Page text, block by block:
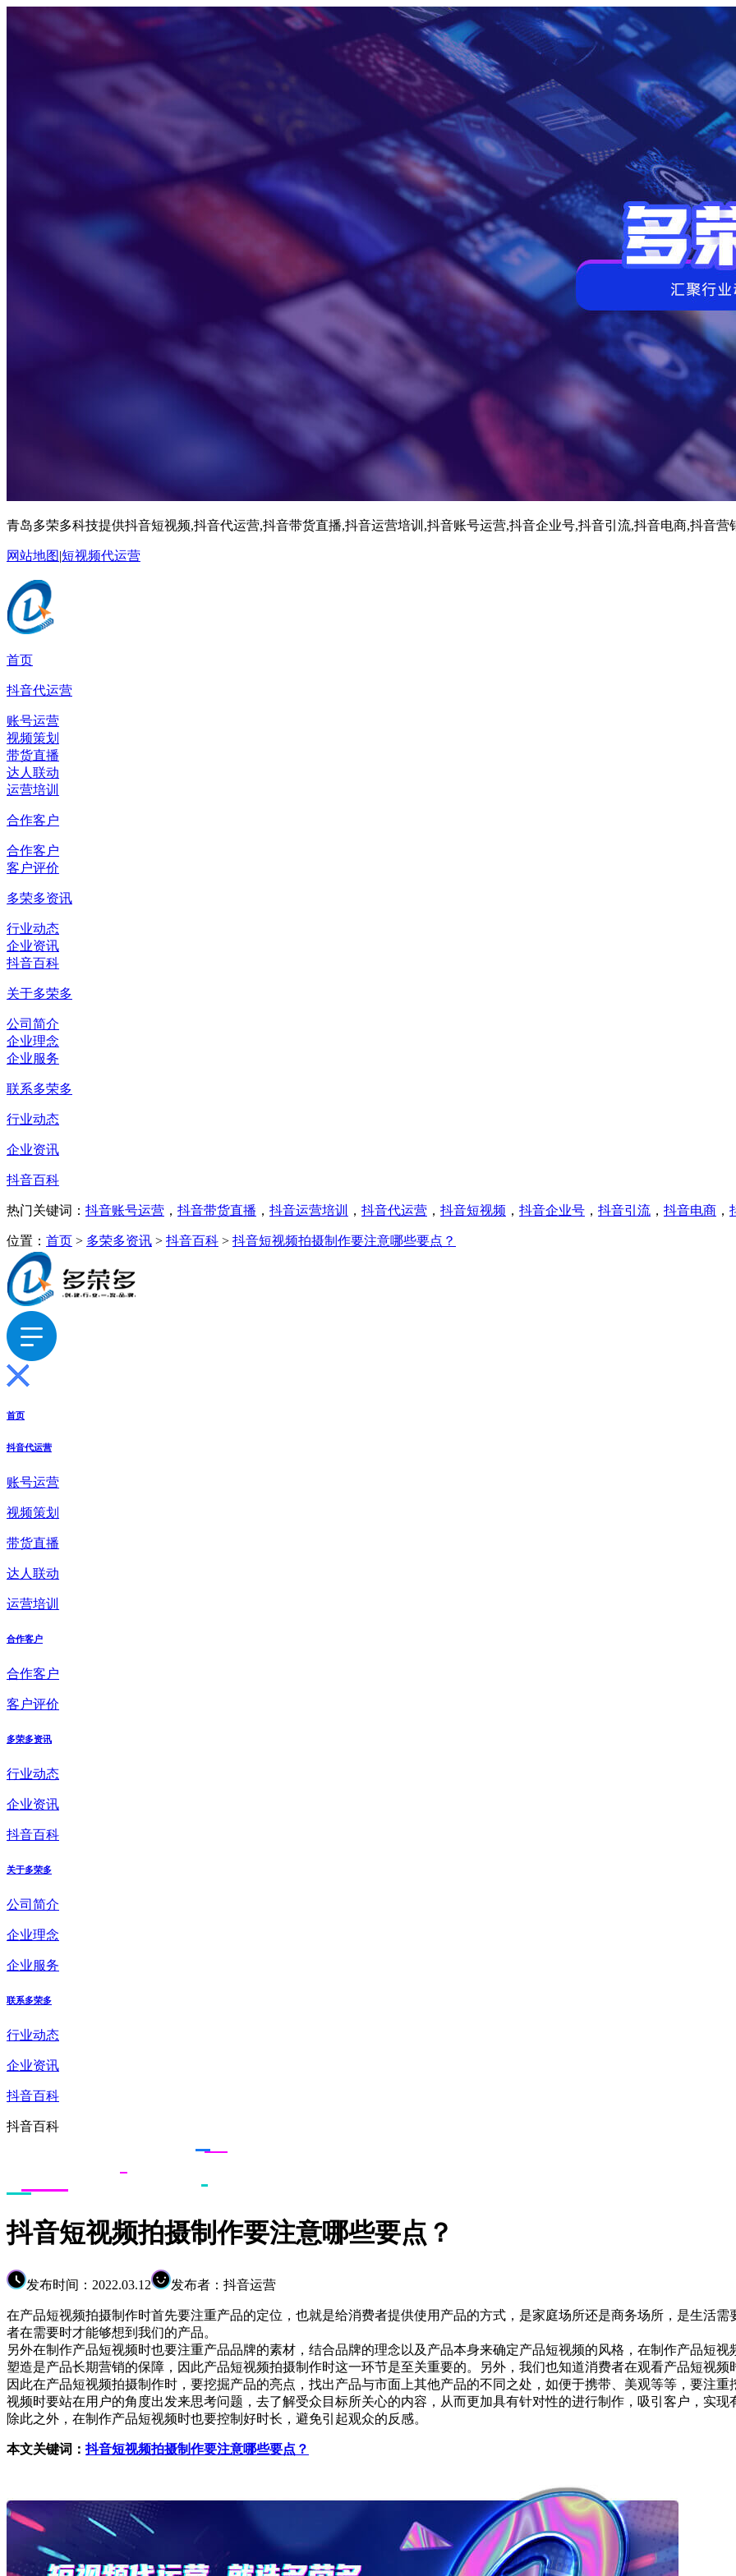
青岛多荣多科技提供抖音短视频,抖音代运营,抖音带货直播,抖音运营培训,抖音账号运营,抖音企业号,抖音引流,抖音电商,抖音营
网站地图|短视频代运营
首页
抖音代运营
账号运营
视频策划
带货直播
达人联动
运营培训
合作客户
合作客户
客户评价
多荣多资讯
行业动态
企业资讯
抖音百科
关于多荣多
公司简介
企业理念
企业服务
联系多荣多
行业动态
企业资讯
抖音百科
热门关键词： 抖音账号运营 ， 抖音带货直播 ， 抖音运营培训 ， 抖音代运营 ， 抖音短视频 ， 抖音企业号 ， 抖音引流 ， 抖音电商 ，
位置： 首页 > 多荣多资讯 > 抖音百科 > 抖音短视频拍摄制作要注意哪些要点？
首页
抖音代运营
账号运营
视频策划
带货直播
达人联动
运营培训
合作客户
合作客户
客户评价
多荣多资讯
行业动态
企业资讯
抖音百科
关于多荣多
公司简介
企业理念
企业服务
联系多荣多
行业动态
企业资讯
抖音百科
抖音百科
抖音短视频拍摄制作要注意哪些要点？
发布时间：2022.03.12 发布者：抖音运营
在产品短视频拍摄制作时首先要注重产品的定位，也就是给消费者提供使用产品的方式，是家庭场所还是商务场所，是生活
者在需要时才能够想到我们的产品。
另外在制作产品短视频时也要注重产品品牌的素材，结合品牌的理念以及产品本身来确定产品短视频的风格，在制作产品短
塑造是产品长期营销的保障，因此产品短视频拍摄制作时这一环节是至关重要的。另外，我们也知道消费者在观看产品短视频
因此在产品短视频拍摄制作时，要挖掘产品的亮点，找出产品与市面上其他产品的不同之处，如便于携带、美观等等，要注
视频时要站在用户的角度出发来思考问题，去了解受众目标所关心的内容，从而更加具有针对性的进行制作，吸引客户，实现
除此之外，在制作产品短视频时也要控制好时长，避免引起观众的反感。
本文关键词：抖音短视频拍摄制作要注意哪些要点？